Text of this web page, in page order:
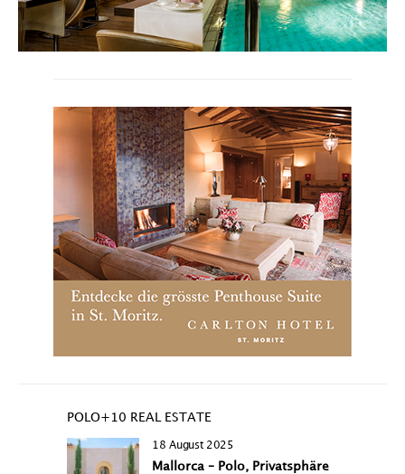
POLO+10 REAL ESTATE
18 August 2025
Mallorca – Polo, Privatsphäre